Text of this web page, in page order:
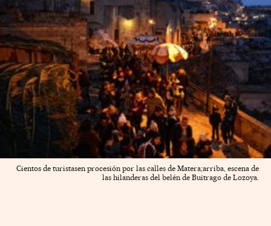
Cientos de turistasen procesión por las calles de Matera;arriba, escena de
las hilanderas del belén de Buitrago de Lozoya.